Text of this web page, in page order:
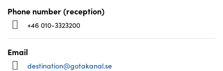
Phone number (reception)
+46 010-3323200
Email
destination@gotakanal.se